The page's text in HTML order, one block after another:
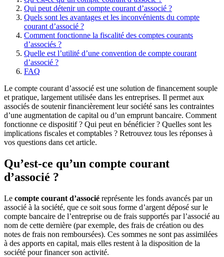
Qui peut détenir un compte courant d’associé ?
Quels sont les avantages et les inconvénients du compte
courant d’associé ?
Comment fonctionne la fiscalité des comptes courants
d’associés ?
Quelle est l’utilité d’une convention de compte courant
d’associé ?
FAQ
Le compte courant d’associé est une solution de financement souple
et pratique, largement utilisée dans les entreprises. Il permet aux
associés de soutenir financièrement leur société sans les contraintes
d’une augmentation de capital ou d’un emprunt bancaire. Comment
fonctionne ce dispositif ? Qui peut en bénéficier ? Quelles sont les
implications fiscales et comptables ? Retrouvez tous les réponses à
vos questions dans cet article.
Qu’est-ce qu’un compte courant
d’associé ?
Le compte courant d’associé représente les fonds avancés par un
associé à la société, que ce soit sous forme d’argent déposé sur le
compte bancaire de l’entreprise ou de frais supportés par l’associé au
nom de cette dernière (par exemple, des frais de création ou des
notes de frais non remboursées). Ces sommes ne sont pas assimilées
à des apports en capital, mais elles restent à la disposition de la
société pour financer son activité.